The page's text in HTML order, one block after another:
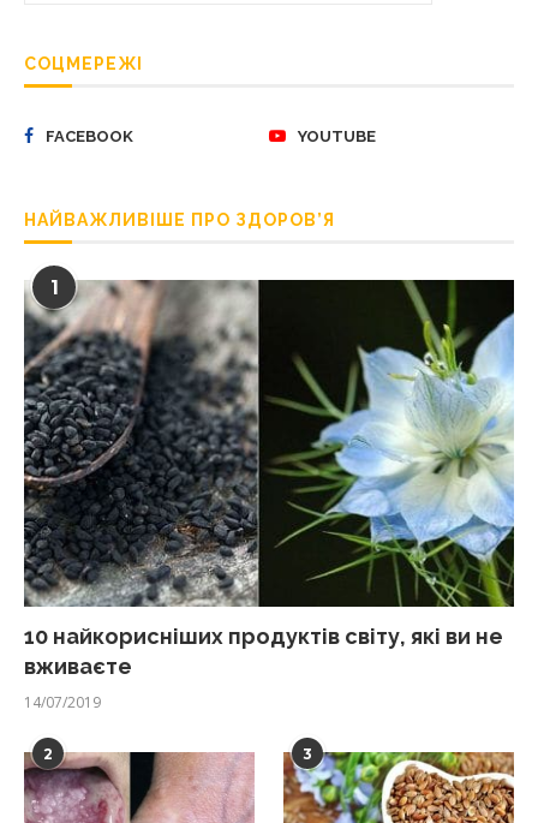
СОЦМЕРЕЖІ
FACEBOOK YOUTUBE
НАЙВАЖЛИВІШЕ ПРО ЗДОРОВ’Я
1
10 найкорисніших продуктів світу, які ви не
вживаєте
14/07/2019
2 3